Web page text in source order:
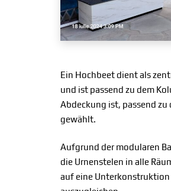
Ein Hochbeet dient als
und ist passend zu dem
Abdeckung ist, passend zu
gewählt.
Aufgrund der modularen
die Urnenstelen in alle
auf eine Unterkonstruktion